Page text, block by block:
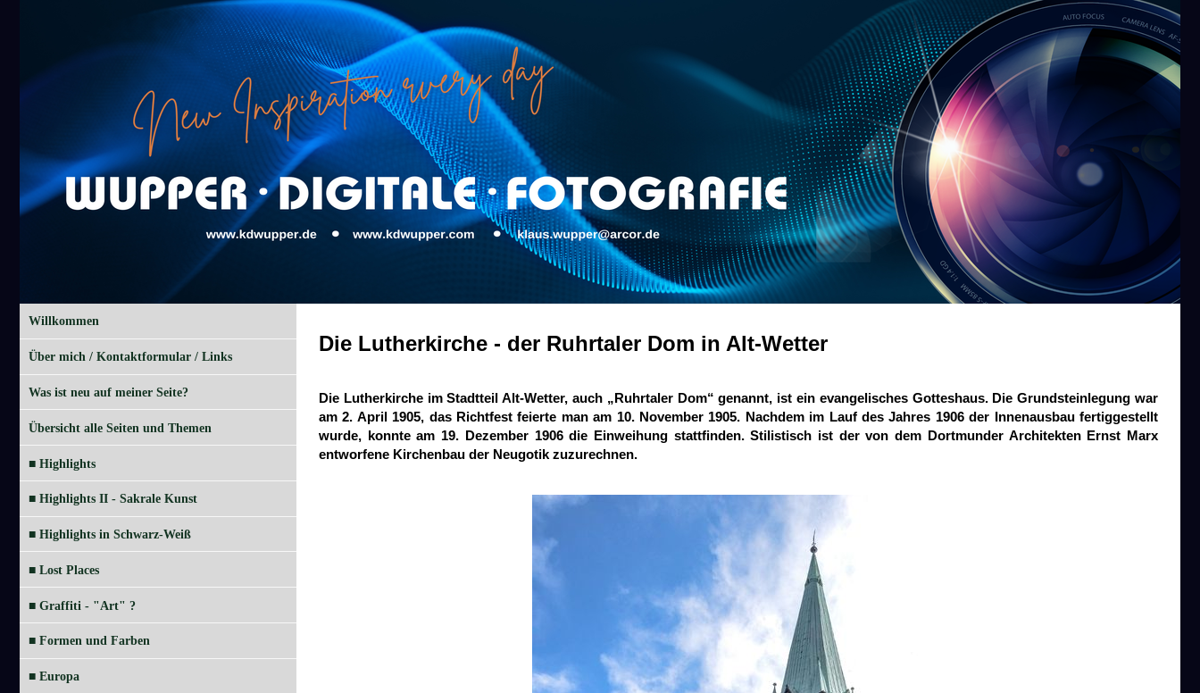
Willkommen
Über mich / Kontaktformular / Links
Was ist neu auf meiner Seite?
Übersicht alle Seiten und Themen
■ Highlights
■ Highlights II - Sakrale Kunst
■ Highlights in Schwarz-Weiß
■ Lost Places
■ Graffiti - "Art" ?
■ Formen und Farben
■ Europa
Die Lutherkirche - der Ruhrtaler Dom in Alt-Wetter
Die Lutherkirche im Stadtteil Alt-Wetter, auch „Ruhrtaler Dom“ genannt, ist ein evangelisches Gotteshaus. Die Grundsteinlegung war
am 2. April 1905, das Richtfest feierte man am 10. November 1905. Nachdem im Lauf des Jahres 1906 der Innenausbau fertiggestellt
wurde, konnte am 19. Dezember 1906 die Einweihung stattfinden. Stilistisch ist der von dem Dortmunder Architekten Ernst Marx
entworfene Kirchenbau der Neugotik zuzurechnen.